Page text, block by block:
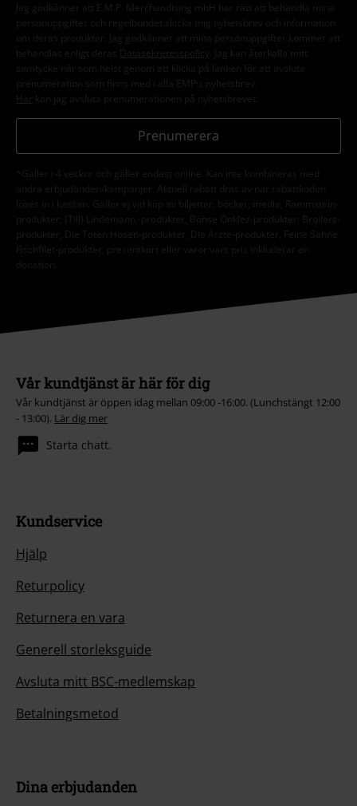
Jag godkänner att E.M.P. Merchandising mbH har rätt att behandla mina
personuppgifter och regelbundet skicka mig nyhetsbrev och information
om deras produkter. Jag godkänner att mina personuppgifter kommer att
behandlas enligt deras
Datasekretesspolicy
. Jag kan återkalla mitt
samtycke när som helst genom att klicka på länken för att avsluta
prenumeration som finns med i alla EMP:s nyhetsbrev.
Här kan jag avsluta prenumerationen på nyhetsbrevet.
Prenumerera
*Gäller i 4 veckor och gäller endast online. Kan inte kombineras med
andra erbjudanden/kampanjer. Aktuell rabatt dras av när rabattkoden
löses in i kassan. Gäller ej vid köp av biljetter, böcker, media, Rammstein-
produkter, (Till) Lindemann,-produkter, Böhse Onklez-produkter, Broilers-
produkter, Die Toten Hosen-produkter, Die Ärzte-produkter, Feine Sahne
Fischfilet-produkter, presentkort eller varor vars pris inkluderar en
donation.
Vår kundtjänst är här för dig
Vår kundtjänst är öppen idag mellan 09:00 -16:00. (Lunchstängt 12:00
- 13:00). Lär dig mer
Starta chatt.
Kundservice
Hjälp
Returpolicy
Returnera en vara
Generell storleksguide
Avsluta mitt BSC-medlemskap
Betalningsmetod
Dina erbjudanden